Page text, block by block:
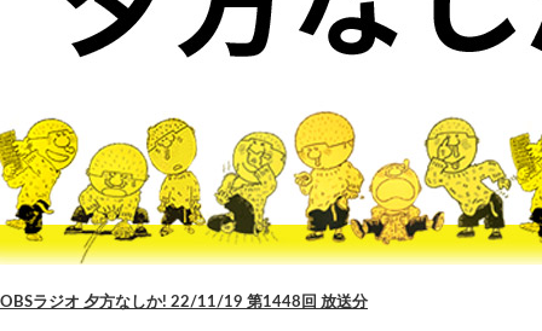
OBSラジオ 夕方なしか! 22/11/19 第1448回 放送分